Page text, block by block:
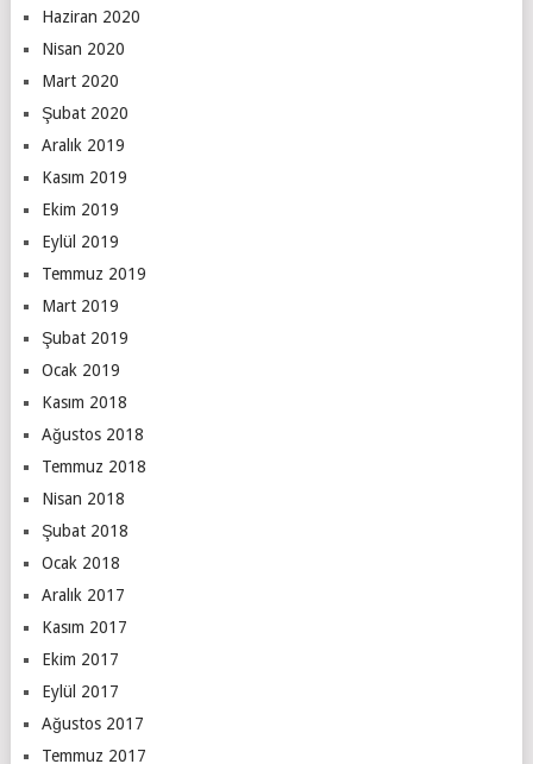
Haziran 2020
Nisan 2020
Mart 2020
Şubat 2020
Aralık 2019
Kasım 2019
Ekim 2019
Eylül 2019
Temmuz 2019
Mart 2019
Şubat 2019
Ocak 2019
Kasım 2018
Ağustos 2018
Temmuz 2018
Nisan 2018
Şubat 2018
Ocak 2018
Aralık 2017
Kasım 2017
Ekim 2017
Eylül 2017
Ağustos 2017
Temmuz 2017